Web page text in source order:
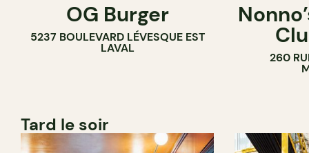
OG Burger
5237 BOULEVARD LÉVESQUE EST
LAVAL
260
Tard le soir